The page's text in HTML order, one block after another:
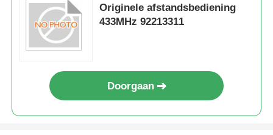
Originele afstandsbediening
433MHz 92213311
Doorgaan